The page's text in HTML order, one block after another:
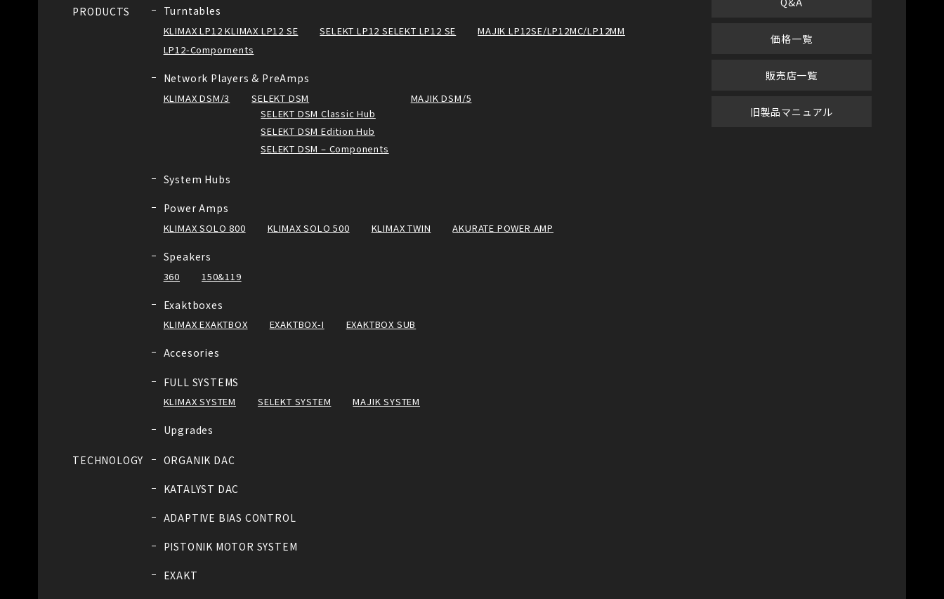
PRODUCTS Turntables
KLIMAX LP12 KLIMAX LP12 SE SELEKT LP12 SELEKT LP12 SE
MAJIK LP12SE/LP12MC/LP12MM
LP12-Compornents
Network Players & PreAmps
KLIMAX DSM/3
SELEKT DSM
SELEKT DSM Classic Hub
SELEKT DSM Edition Hub
SELEKT DSM – Components
MAJIK DSM/5
System Hubs
Power Amps
KLIMAX SOLO 800 KLIMAX SOLO 500 KLIMAX TWIN AKURATE POWER AMP
Speakers
360 150&119
Exaktboxes
KLIMAX EXAKTBOX EXAKTBOX-I EXAKTBOX SUB
Accesories
FULL SYSTEMS
KLIMAX SYSTEM SELEKT SYSTEM MAJIK SYSTEM
Upgrades
TECHNOLOGY ORGANIK DAC
KATALYST DAC
ADAPTIVE BIAS CONTROL
PISTONIK MOTOR SYSTEM
EXAKT
価格一覧
販売店一覧
旧製品マニュアル